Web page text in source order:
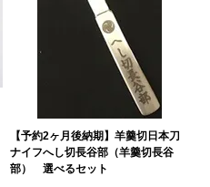
【予約2ヶ月後納期】羊羹切日本刀
ナイフへし切長谷部（羊羹切長谷
部） 選べるセット